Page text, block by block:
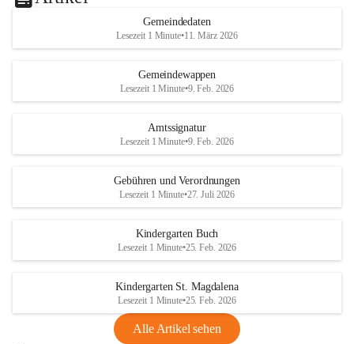
Gemeindedaten
Lesezeit 1 Minute•11. März 2026
Gemeindewappen
Lesezeit 1 Minute•9. Feb. 2026
Amtssignatur
Lesezeit 1 Minute•9. Feb. 2026
Gebühren und Verordnungen
Lesezeit 1 Minute•27. Juli 2026
Kindergarten Buch
Lesezeit 1 Minute•25. Feb. 2026
Kindergarten St. Magdalena
Lesezeit 1 Minute•25. Feb. 2026
Alle Artikel sehen